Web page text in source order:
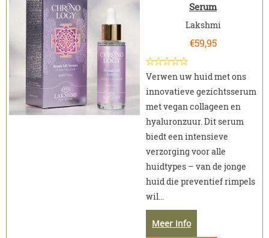
Serum
Lakshmi
€59,95
Verwen uw huid met ons
innovatieve gezichtsserum
met vegan collageen en
hyaluronzuur. Dit serum
biedt een intensieve
verzorging voor alle
huidtypes – van de jonge
huid die preventief rimpels
wil...
Meer Info